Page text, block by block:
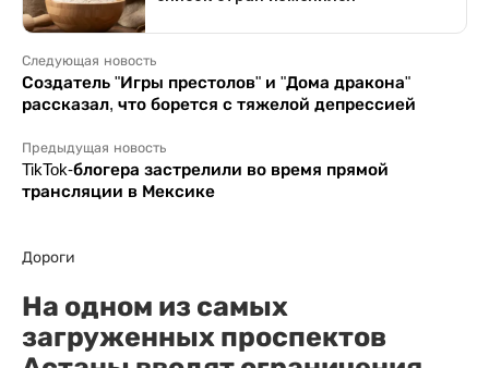
Следующая новость
Создатель "Игры престолов" и "Дома дракона"
рассказал, что борется с тяжелой депрессией
Предыдущая новость
TikTok-блогера застрелили во время прямой
трансляции в Мексике
Дороги
На одном из самых
загруженных проспектов